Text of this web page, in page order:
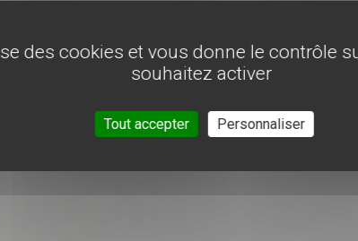
des cookies et vous donne le contrôle
souhaitez activer
Tout accepter Personnaliser